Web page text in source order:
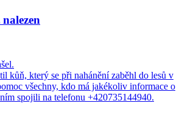
kůň, který se při nahánění zaběhl do lesů v
všechny, kdo má jakékoliv informace o
spojili na telefonu +420735144940.